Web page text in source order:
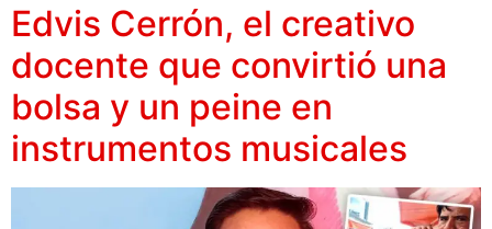
Edvis Cerrón, el creativo
docente que convirtió una
bolsa y un peine en
instrumentos musicales